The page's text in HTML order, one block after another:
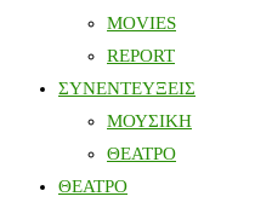
MOVIES
REPORT
ΣΥΝΕΝΤΕΥΞΕΙΣ
ΜΟΥΣΙΚΗ
ΘΕΑΤΡΟ
ΘΕΑΤΡΟ